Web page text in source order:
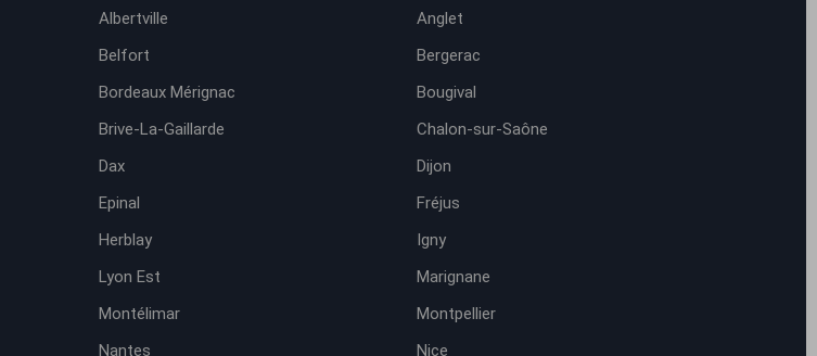
Albertville
Anglet
Belfort
Bergerac
Bordeaux Mérignac
Bougival
Brive-La-Gaillarde
Chalon-sur-Saône
Dax
Dijon
Epinal
Fréjus
Herblay
Igny
Lyon Est
Marignane
Montélimar
Montpellier
Nantes Nice